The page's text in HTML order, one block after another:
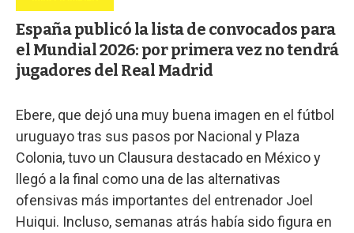
España publicó la lista de convocados para
el Mundial 2026: por primera vez no tendrá
jugadores del Real Madrid
Ebere, que dejó una muy buena imagen en el fútbol
uruguayo tras sus pasos por Nacional y Plaza
Colonia, tuvo un Clausura destacado en México y
llegó a la final como una de las alternativas
ofensivas más importantes del entrenador Joel
Huiqui. Incluso, semanas atrás había sido figura en